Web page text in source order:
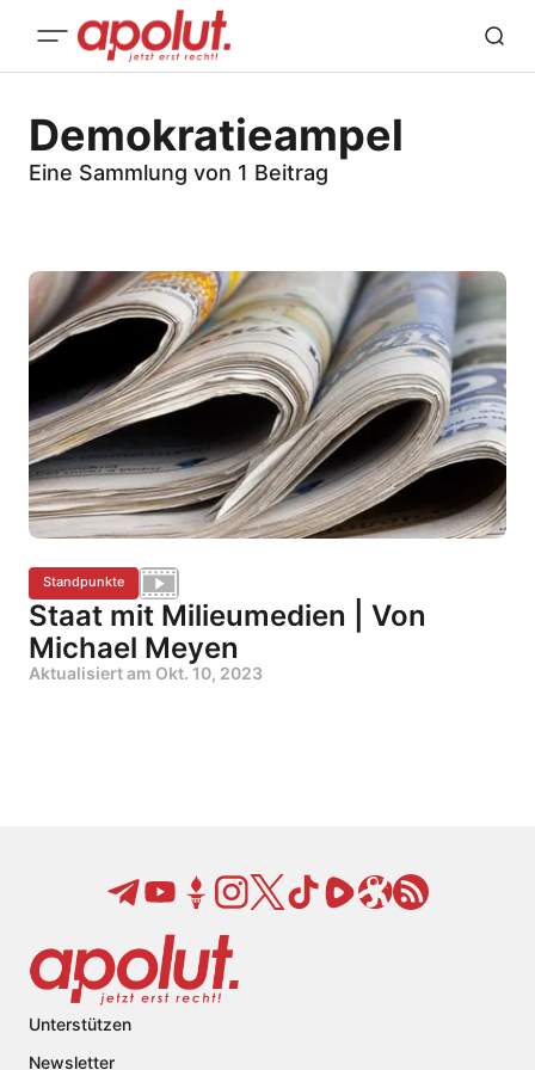
Demokratieampel
Eine Sammlung von 1 Beitrag
Standpunkte
Staat mit Milieumedien | Von
Michael Meyen
Aktualisiert am Okt. 10, 2023
Unterstützen
Newsletter